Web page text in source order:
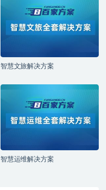
智慧文旅解决方案
智慧运维解决方案